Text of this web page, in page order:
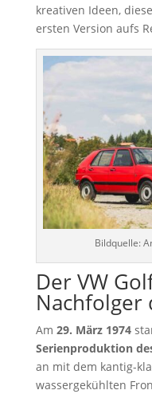
kreativen Ideen,
ersten Version aufs
Bildquelle:
Der VW
Nachfolger
Am 29. März 1974
Serienproduktion
an mit dem kantig-
wassergekühlten